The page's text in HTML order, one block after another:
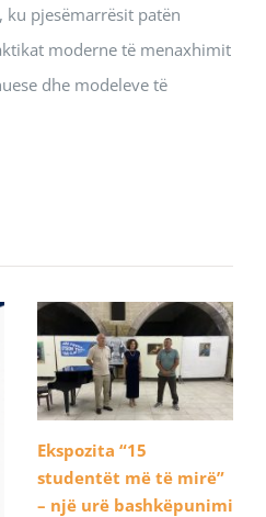
ku pjesëmarrësit patën
moderne të menaxhimit
dhe modeleve të
Ekspozita “15
studentët më të mirë”
– një urë bashkëpunimi